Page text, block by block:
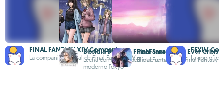
FINAL FANTASY XIV Companion
La companion oficial de Final Fantasy XIV
Dissidia Duellum Final Fantasy
Lucha con héroes de Final Fantasy en un
moderno Tokyo
Final Fantasy VII Ever Crisis
El otro remake de Final Fantasy
FFXIV
La app